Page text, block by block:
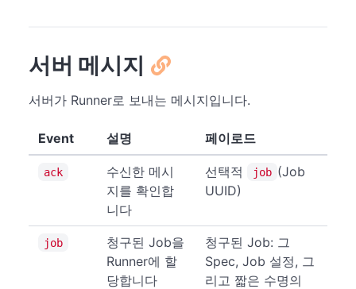
서버 메시지
서버가 Runner로 보내는 메시지입니다.
Event 설명 페이로드
ack
수신한 메시
지를 확인합
니다
선택적 job (Job
UUID)
job
청구된 Job을
Runner에 할
당합니다
청구된 Job: 그
Spec, Job 설정, 그
리고 짧은 수명의